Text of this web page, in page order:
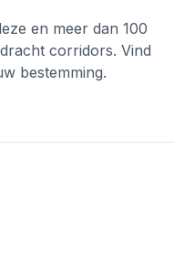
en meer dan 100
corridors. Vind
bestemming.